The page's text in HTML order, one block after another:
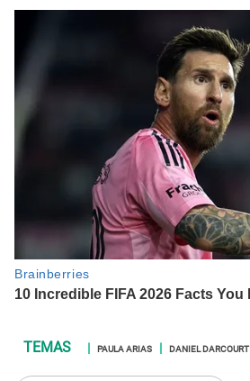
PAULA ARIAS DANIEL DARCOURT